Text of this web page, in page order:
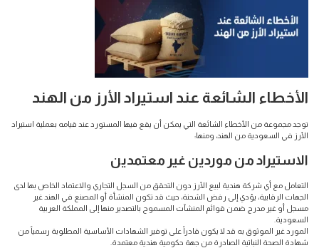
الأخطاء الشائعة عند استيراد الأرز من الهند
توجد مجموعة من الأخطاء الشائعة التي يمكن أن يقع فيها المستورد عند قيامه بعملية استيراد
الأرز في السعودية من الهند، ومنها:
الاستيراد من موردين غير معتمدين
التعامل مع أي شركة هندية لبيع الأرز دون التحقق من السجل التجاري والاعتماد الخاص بها لدى
الجهات الرقابية، يؤدي إلى رفض الشحنة، حيث قد تكون المنشأة أو المصنع في الهند غير
مسجل أو غير مدرج ضمن قوائم المنشآت المسموح بالتصدير منها إلى المملكة العربية
السعودية.
المورد غير الموثوق به قد لا يكون قادراً على توفير الشهادات الأساسية المطلوبة رسمياً من
شهادة الصحة النباتية الصادرة من جهة حكومية هندية معتمدة.